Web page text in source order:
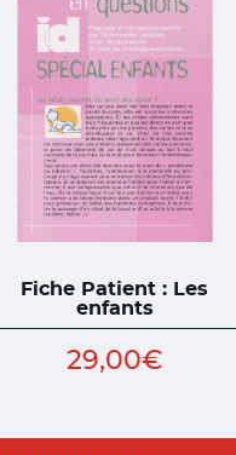
Fiche Patient : Les
enfants
29,00€